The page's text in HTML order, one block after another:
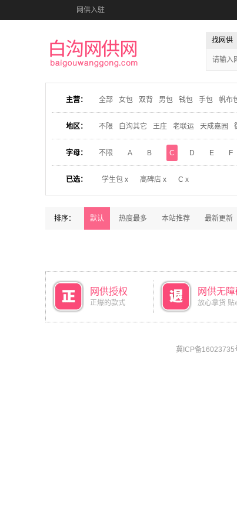
网供入驻
找网供
主营： 全部 女包 双背 男包 钱包 手包 帆布
地区： 不限 白沟其它 王庄 老联运 天成嘉园
字母： 不限 A B C D E F
已选： 学生包 x 高碑店 x C x
排序： 默认 热度最多 本站推荐 最新更新
网供授权
正爆的款式
网供无
放心拿货 贴
冀ICP备16023735